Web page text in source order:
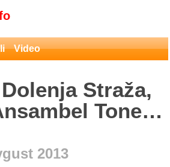
Video
Straža,
Toneta
z vseh
2013